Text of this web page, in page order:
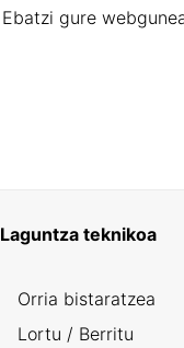
Ebatzi gure
Laguntza teknikoa
Orria bistaratzea
Lortu / Berritu